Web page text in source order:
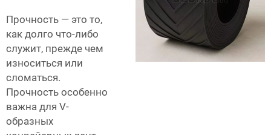
Прочность — это то,
как долго что-либо
служит, прежде чем
износиться или
сломаться.
Прочность особенно
важна для V-
образных